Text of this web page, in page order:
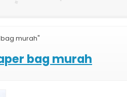
murah"
bag murah